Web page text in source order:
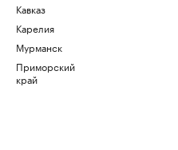
Кавказ
Карелия
Мурманск
Приморский
край